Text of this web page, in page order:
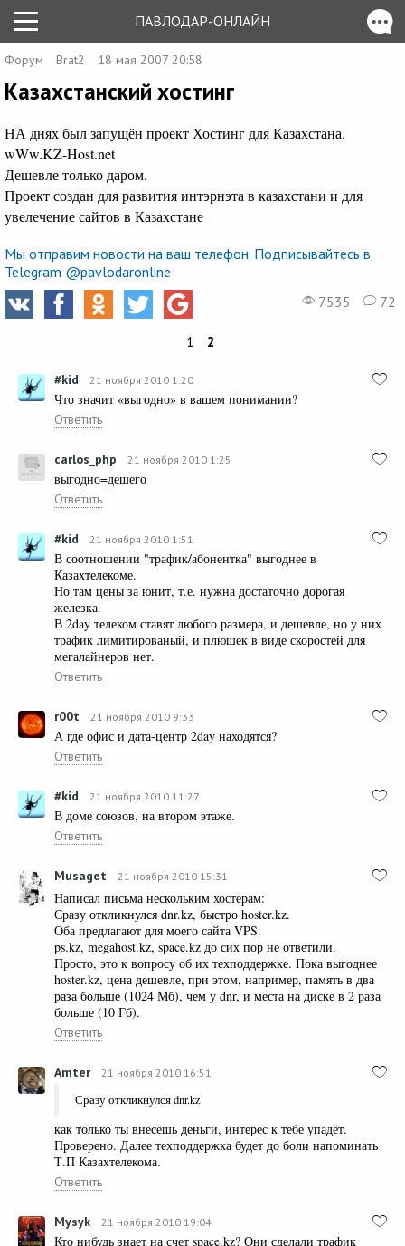
ПАВЛОДАР-ОНЛАЙН
Форум Brat2 18 мая 2007 20:58
Казахстанский хостинг
НА днях был запущён проект Хостинг для Казахстана.
wWw.KZ-Host.net
Дешевле только даром.
Проект создан для развития интэрнэта в казахстани и для
увелечение сайтов в Казахстане
Мы отправим новости на ваш телефон. Подписывайтесь в
Telegram @pavlodaronline
7535
72
1 2
#kid 21 ноября 2010 1:20
Что значит «выгодно» в вашем понимании?
Ответить
carlos_php 21 ноября 2010 1:25
выгодно=дешего
Ответить
#kid 21 ноября 2010 1:51
В соотношении "трафик/абонентка" выгоднее в
Казахтелекоме.
Но там цены за юнит, т.е. нужна достаточно дорогая
железка.
В 2day телеком ставят любого размера, и дешевле, но у них
трафик лимитированый, и плюшек в виде скоростей для
мегалайнеров нет.
Ответить
r00t 21 ноября 2010 9:33
А где офис и дата-центр 2day находятся?
Ответить
#kid 21 ноября 2010 11:27
В доме союзов, на втором этаже.
Ответить
Musaget 21 ноября 2010 15:31
Написал письма нескольким хостерам:
Сразу откликнулся dnr.kz, быстро hoster.kz.
Оба предлагают для моего сайта VPS.
ps.kz, megahost.kz, space.kz до сих пор не ответили.
Просто, это к вопросу об их техподдержке. Пока выгоднее
hoster.kz, цена дешевле, при этом, например, память в два
раза больше (1024 Мб), чем у dnr, и места на диске в 2 раза
больше (10 Гб).
Ответить
Amter 21 ноября 2010 16:51
Сразу откликнулся dnr.kz
как только ты внесёшь деньги, интерес к тебе упадёт.
Проверено. Далее техподдержка будет до боли напоминать
Т.П Казахтелекома.
Ответить
Mysyk 21 ноября 2010 19:04
Кто нибудь знает на счет space.kz? Они сделали трафик